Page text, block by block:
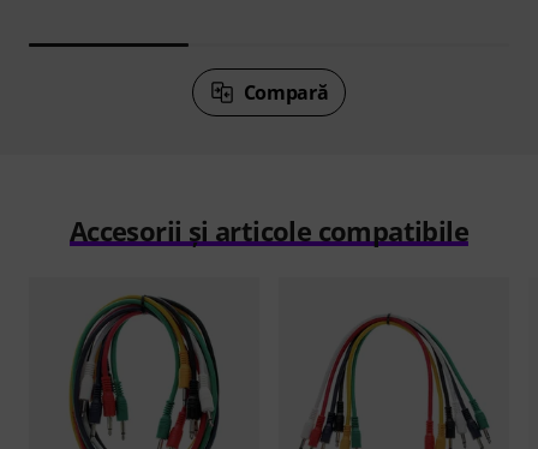
Compară
Accesorii și articole compatibile